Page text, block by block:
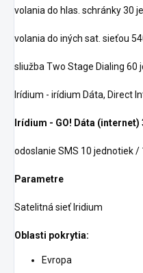
volania do hlas. schránky 30
volania do iných sat. sieťou
sliužba Two Stage Dialing 60
Irídium - irídium Dáta, Direct
Irídium - GO! Dáta
odoslanie SMS 10 jednotiek /
Parametre
Satelitná sieť Iridium
Oblasti pokrytia:
Evropa